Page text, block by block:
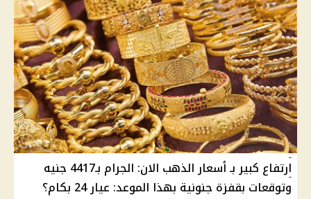
ارتفاع كبير بـ أسعار الذهب الان: الجرام بـ4417 جنيه
وتوقعات بقفزة جنونية بهذا الموعد: عيار 24 بكام؟